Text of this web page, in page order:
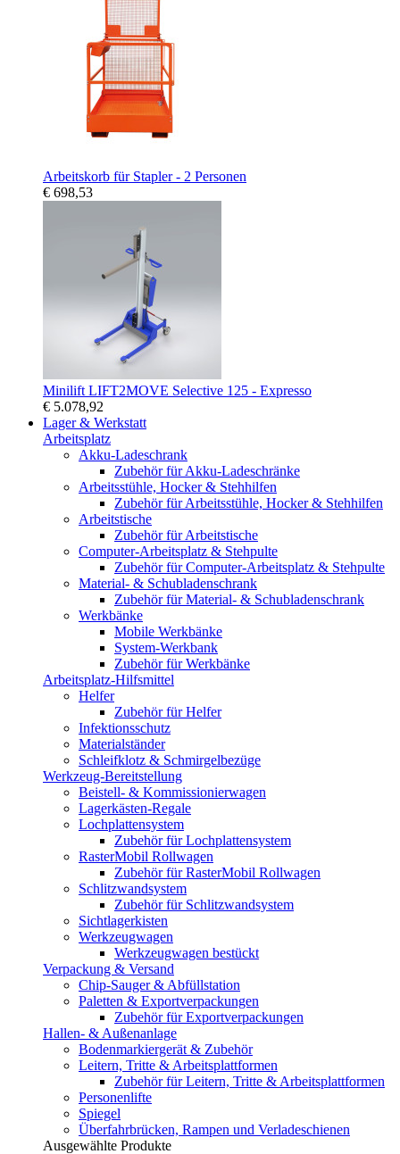
Arbeitskorb für Stapler - 2 Personen
€ 698,53
Minilift LIFT2MOVE Selective 125 - Expresso
€ 5.078,92
Lager & Werkstatt
Arbeitsplatz
Akku-Ladeschrank
Zubehör für Akku-Ladeschränke
Arbeitsstühle, Hocker & Stehhilfen
Zubehör für Arbeitsstühle, Hocker & Stehhilfen
Arbeitstische
Zubehör für Arbeitstische
Computer-Arbeitsplatz & Stehpulte
Zubehör für Computer-Arbeitsplatz & Stehpulte
Material- & Schubladenschrank
Zubehör für Material- & Schubladenschrank
Werkbänke
Mobile Werkbänke
System-Werkbank
Zubehör für Werkbänke
Arbeitsplatz-Hilfsmittel
Helfer
Zubehör für Helfer
Infektionsschutz
Materialständer
Schleifklotz & Schmirgelbezüge
Werkzeug-Bereitstellung
Beistell- & Kommissionierwagen
Lagerkästen-Regale
Lochplattensystem
Zubehör für Lochplattensystem
RasterMobil Rollwagen
Zubehör für RasterMobil Rollwagen
Schlitzwandsystem
Zubehör für Schlitzwandsystem
Sichtlagerkisten
Werkzeugwagen
Werkzeugwagen bestückt
Verpackung & Versand
Chip-Sauger & Abfüllstation
Paletten & Exportverpackungen
Zubehör für Exportverpackungen
Hallen- & Außenanlage
Bodenmarkiergerät & Zubehör
Leitern, Tritte & Arbeitsplattformen
Zubehör für Leitern, Tritte & Arbeitsplattformen
Personenlifte
Spiegel
Überfahrbrücken, Rampen und Verladeschienen
Ausgewählte Produkte